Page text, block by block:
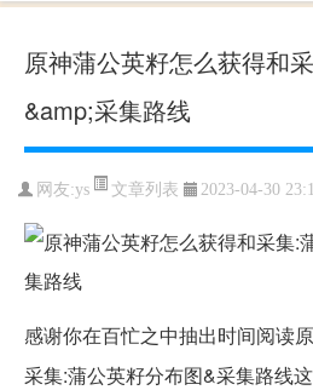
原神蒲公英籽怎么获得和
&amp;采集路线
网友:ys 文章列表 2023-04-30
感谢你在百忙之中抽出时间阅读
采集:蒲公英籽分布图&采集路线